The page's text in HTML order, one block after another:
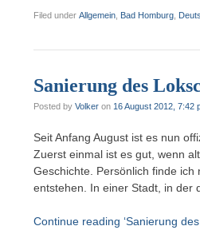
Filed under Allgemein Bad Homburg
Sanierung des
Posted by Volker on 16 August 2012, 7:42
Seit Anfang August ist es nun
Zuerst einmal ist es gut, wenn
Geschichte. Persönlich finde
entstehen. In einer Stadt, in der
Continue reading ‘Sanierung